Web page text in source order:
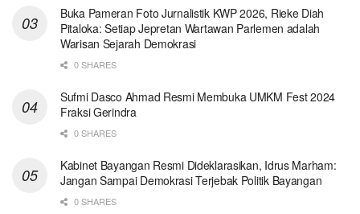
Buka Pameran Foto Jurnalistik KWP 2026, Rieke Diah
Pitaloka: Setiap Jepretan Wartawan Parlemen adalah
Warisan Sejarah Demokrasi
0 SHARES
Sufmi Dasco Ahmad Resmi Membuka UMKM Fest 2024
Fraksi Gerindra
0 SHARES
Kabinet Bayangan Resmi Dideklarasikan, Idrus Marham:
Jangan Sampai Demokrasi Terjebak Politik Bayangan
0 SHARES